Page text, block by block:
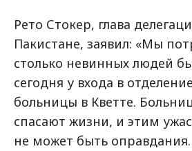
Рето Стокер, глава
Пакистане, заявил: «Мы
столько невинных людей
сегодня у входа в
больницы в Кветте.
спасают жизни, и этим
не может быть